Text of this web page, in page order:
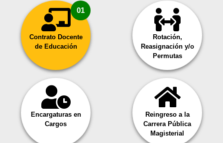
01
Contrato Docente
de Educación
Rotación,
Reasignación y/o
Permutas
Encargaturas en
Cargos
Reingreso a la
Carrera Pública
Magisterial